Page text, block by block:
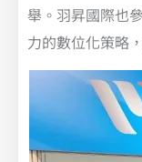
舉。羽昇國際也
力的數位化策略